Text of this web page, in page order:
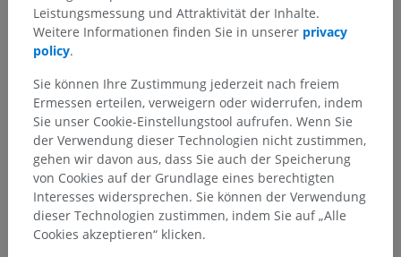
Leistungsmessung und Attraktivität der Inhalte.
Weitere Informationen finden Sie in unserer privacy
policy.
Sie können Ihre Zustimmung jederzeit nach freiem
Ermessen erteilen, verweigern oder widerrufen, indem
Sie unser Cookie-Einstellungstool aufrufen. Wenn Sie
der Verwendung dieser Technologien nicht zustimmen,
gehen wir davon aus, dass Sie auch der Speicherung
von Cookies auf der Grundlage eines berechtigten
Interesses widersprechen. Sie können der Verwendung
dieser Technologien zustimmen, indem Sie auf „Alle
Cookies akzeptieren“ klicken.